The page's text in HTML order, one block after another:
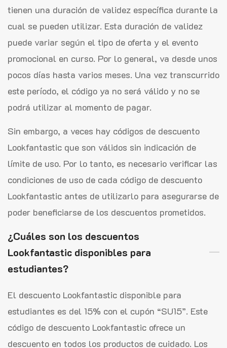
tienen una duración de validez específica durante la
cual se pueden utilizar. Esta duración de validez
puede variar según el tipo de oferta y el evento
promocional en curso. Por lo general, va desde unos
pocos días hasta varios meses. Una vez transcurrido
este período, el código ya no será válido y no se
podrá utilizar al momento de pagar.
Sin embargo, a veces hay códigos de descuento
Lookfantastic que son válidos sin indicación de
límite de uso. Por lo tanto, es necesario verificar las
condiciones de uso de cada código de descuento
Lookfantastic antes de utilizarlo para asegurarse de
poder beneficiarse de los descuentos prometidos.
¿Cuáles son los descuentos
Lookfantastic disponibles para
estudiantes?
El descuento Lookfantastic disponible para
estudiantes es del 15% con el cupón “SU15”. Este
código de descuento Lookfantastic ofrece un
descuento en todos los productos de cuidado. Los